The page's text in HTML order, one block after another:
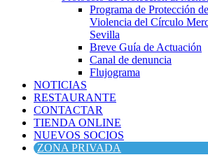
Programa de Protección
Violencia del Círculo
Sevilla
Breve Guía de Actuación
Canal de denuncia
Flujograma
NOTICIAS
RESTAURANTE
CONTACTAR
TIENDA ONLINE
NUEVOS SOCIOS
ZONA PRIVADA